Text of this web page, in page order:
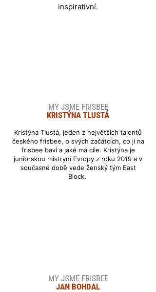
inspirativní.
MY JSME FRISBEE
KRISTÝNA TLUSTÁ
Kristýna Tlustá, jeden z největších talentů
českého frisbee, o svých začátcích, co ji na
frisbee baví a jaké má cíle. Kristýna je
juniorskou mistryní Evropy z roku 2019 a v
současné době vede ženský tým East
Block.
MY JSME FRISBEE
JAN BOHDAL